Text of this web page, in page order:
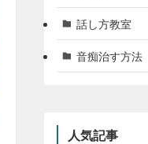
話し方教室
音痴治す方法
人気記事